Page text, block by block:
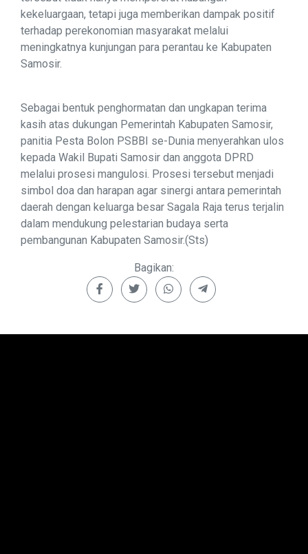
kekeluargaan, tetapi juga memberikan dampak positif
terhadap perekonomian masyarakat melalui
meningkatnya kunjungan para perantau ke Kabupaten
Samosir.
Sebagai bentuk penghormatan dan ungkapan terima
kasih atas dukungan Pemerintah Kabupaten Samosir,
panitia Pesta Bolon PSBBI se-Dunia menyerahkan ulos
kepada Wakil Bupati Samosir dan anggota DPRD
melalui prosesi mangulosi. Prosesi tersebut menjadi
simbol doa dan harapan agar sinergi antara pemerintah
daerah dengan keluarga besar Sagala Raja terus terjalin
dalam mendukung pelestarian budaya serta
pembangunan Kabupaten Samosir.(Sts)
Bagikan: